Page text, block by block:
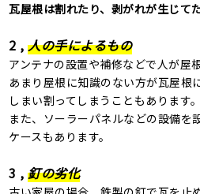
瓦屋根は割れたり、剥がれが生じて
2 ,人の手によるもの
アンテナの設置や補修などで人が屋
あまり屋根に知識のない方が瓦屋根
しまい割ってしまうこともあります。
また、ソーラーパネルなどの設備を
ケースもあります。
3 ,釘の劣化